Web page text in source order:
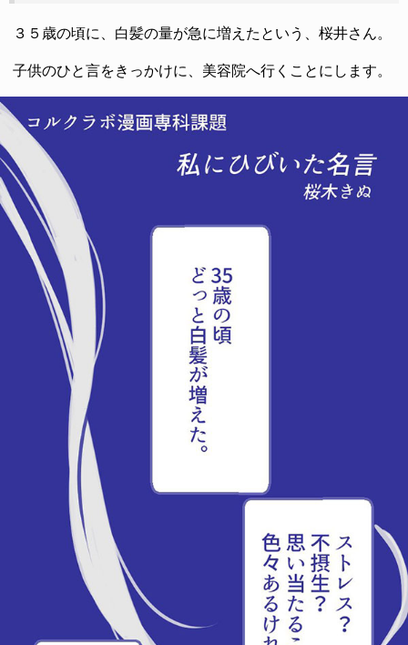
３５歳の頃に、白髪の量が急に増えたという、桜井さん。
子供のひと言をきっかけに、美容院へ行くことにします。